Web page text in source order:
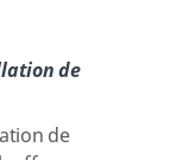
de
de